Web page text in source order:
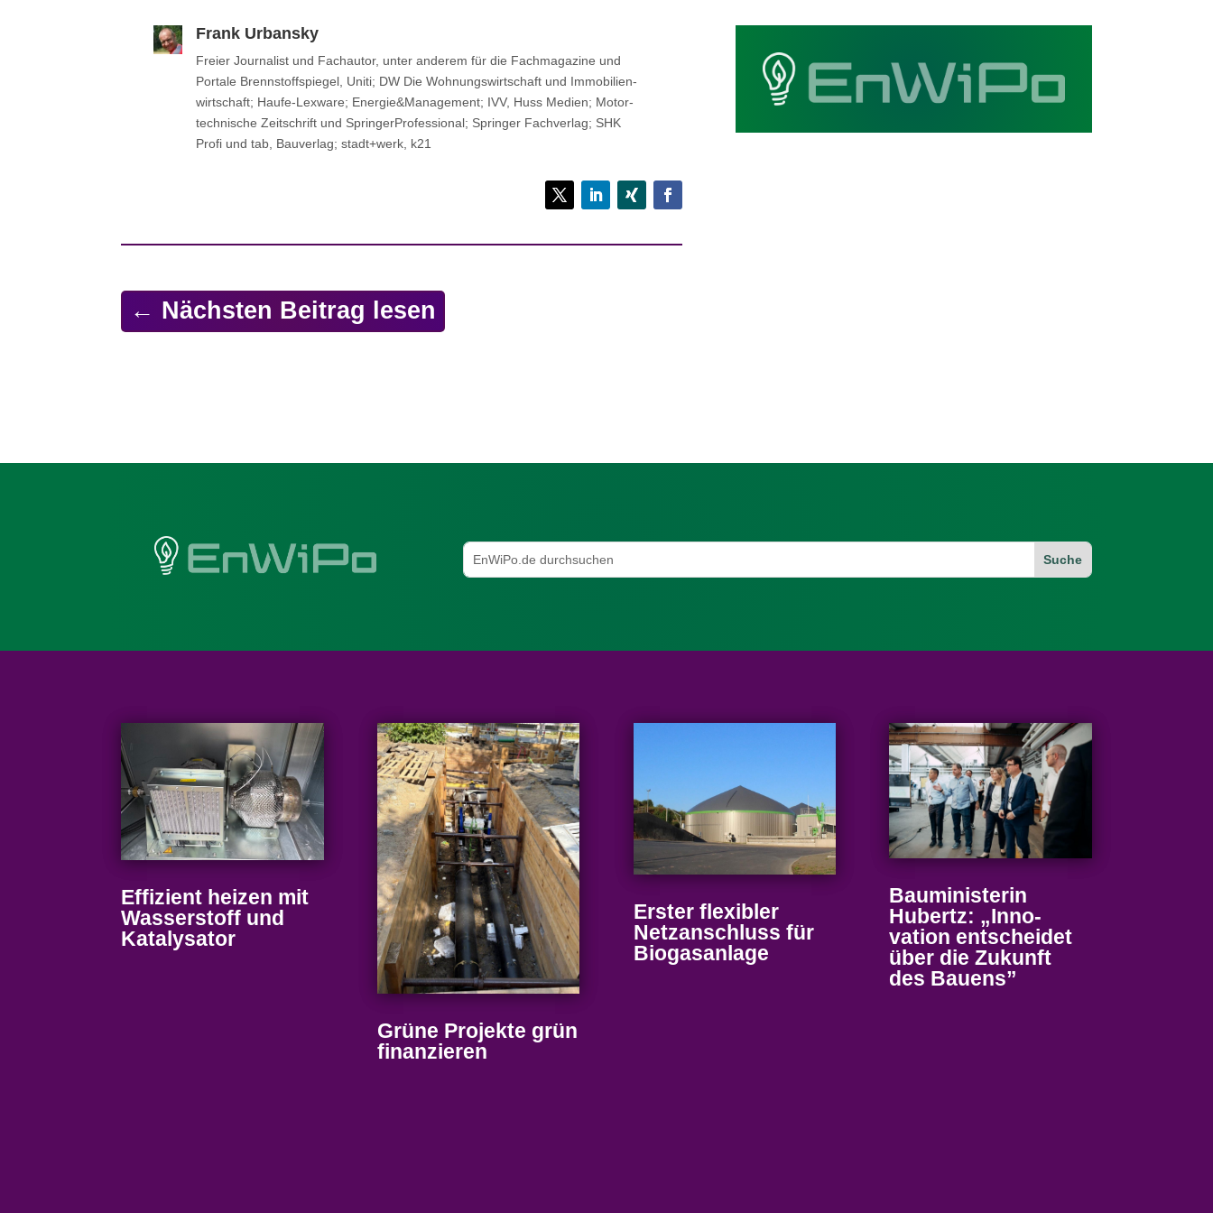
Frank Urbansky
Freier Jour­na­list und Fach­au­tor, unter anderem für die Fach­ma­ga­zine und
Portale Brenn­stoff­spie­gel, Uniti; DW Die Woh­nungs­wirt­schaft und Immo­bi­li­en­
wirt­schaft; Haufe-Lexware; Energie&Management; IVV, Huss Medien; Motor­
tech­ni­sche Zeit­schrift und Sprin­ger­Pro­fes­sio­nal; Sprin­ger Fachverlag; SHK
Profi und tab, Bau­ver­lag; stadt+werk, k21
← Nächsten Beitrag lesen
Effizient heizen mit
Wasser­stoff und
Katalysator
Grüne Projekte grün
finanzieren
Erster flexibler
Netz­an­schluss für
Biogasanlage
Baumi­nis­terin
Hubertz: „Inno­
vation entscheidet
über die Zukunft
des Bauens”